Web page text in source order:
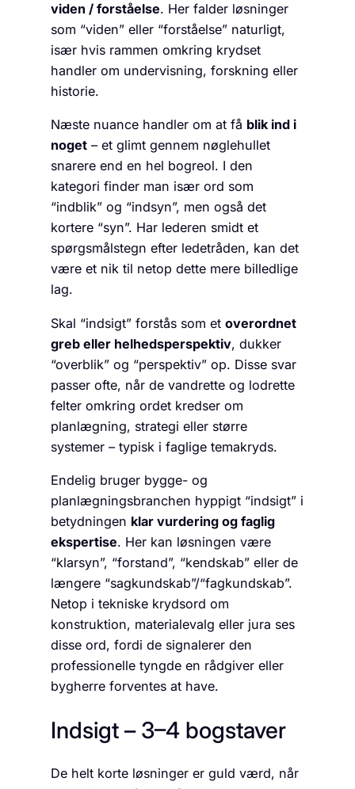
viden / forståelse. Her falder løsninger
som “viden” eller “forståelse” naturligt,
især hvis rammen omkring krydset
handler om undervisning, forskning eller
historie.
Næste nuance handler om at få blik ind i
noget – et glimt gennem nøglehullet
snarere end en hel bogreol. I den
kategori finder man især ord som
“indblik” og “indsyn”, men også det
kortere “syn”. Har lederen smidt et
spørgsmålstegn efter ledetråden, kan det
være et nik til netop dette mere billedlige
lag.
Skal “indsigt” forstås som et overordnet
greb eller helhedsperspektiv, dukker
“overblik” og “perspektiv” op. Disse svar
passer ofte, når de vandrette og lodrette
felter omkring ordet kredser om
planlægning, strategi eller større
systemer – typisk i faglige temakryds.
Endelig bruger bygge- og
planlægningsbranchen hyppigt “indsigt” i
betydningen klar vurdering og faglig
ekspertise. Her kan løsningen være
“klarsyn”, “forstand”, “kendskab” eller de
længere “sagkundskab”/“fagkundskab”.
Netop i tekniske krydsord om
konstruktion, materialevalg eller jura ses
disse ord, fordi de signalerer den
professionelle tyngde en rådgiver eller
bygherre forventes at have.
Indsigt – 3–4 bogstaver
De helt korte løsninger er guld værd, når